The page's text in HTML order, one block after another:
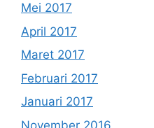
Mei 2017
April 2017
Maret 2017
Februari 2017
Januari 2017
November 2016